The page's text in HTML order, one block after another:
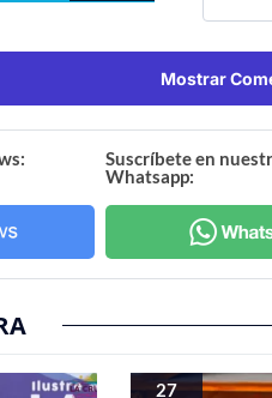
Mostrar
Suscríbete en
Whatsapp:
27